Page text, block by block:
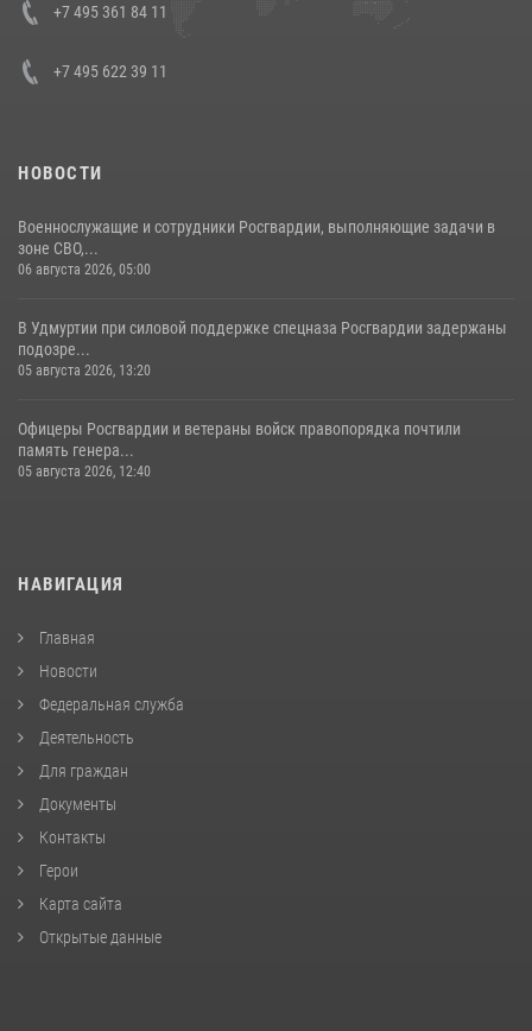
+7 495 361 84 11
+7 495 622 39 11
НОВОСТИ
Военнослужащие и сотрудники Росгвардии, выполняющие задачи в
зоне СВО,...
06 августа 2026, 05:00
В Удмуртии при силовой поддержке спецназа Росгвардии задержаны
подозре...
05 августа 2026, 13:20
Офицеры Росгвардии и ветераны войск правопорядка почтили
память генера...
05 августа 2026, 12:40
НАВИГАЦИЯ
Главная
Новости
Федеральная служба
Деятельность
Для граждан
Документы
Контакты
Герои
Карта сайта
Открытые данные